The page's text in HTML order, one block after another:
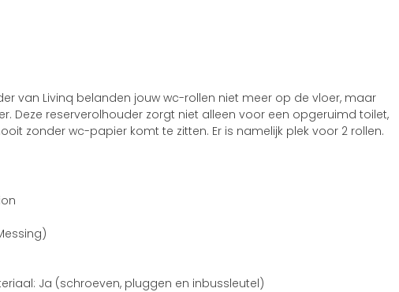
van Livinq belanden jouw wc-rollen niet meer op de vloer, maar
Deze reserverolhouder zorgt niet alleen voor een opgeruimd toilet,
zonder wc-papier komt te zitten. Er is namelijk plek voor 2 rollen.
Ja (schroeven, pluggen en inbussleutel)